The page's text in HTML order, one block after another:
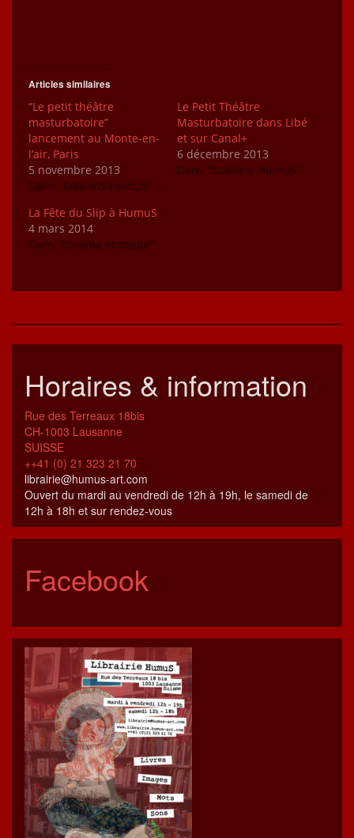
Articles similaires
“Le petit théâtre
masturbatoire”
lancement au Monte-en-
l’air, Paris
5 novembre 2013
Dans "Editions HumuS"
Le Petit Théâtre
Masturbatoire dans Libé
et sur Canal+
6 décembre 2013
Dans "Editions HumuS"
La Fête du Slip à HumuS
4 mars 2014
Dans "cinéma érotique"
Horaires & information
Rue des Terreaux 18bis
CH-1003 Lausanne
SUISSE
++41 (0) 21 323 21 70
librairie@humus-art.com
Ouvert du mardi au vendredi de 12h à 19h, le samedi de
12h à 18h et sur rendez-vous
Facebook